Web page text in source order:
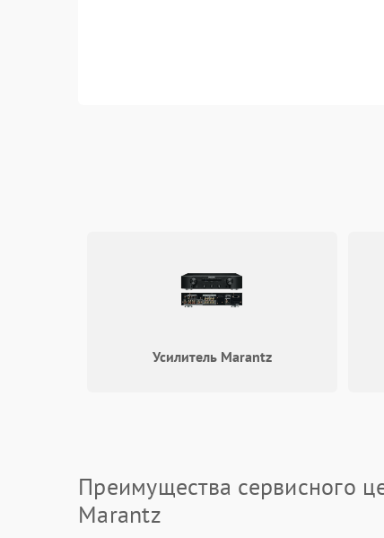
Усилитель Marantz
Преимущества сервисного
Marantz